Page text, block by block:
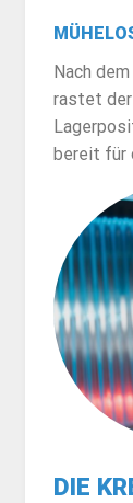
Nach
rastet der
bereit für
DIE